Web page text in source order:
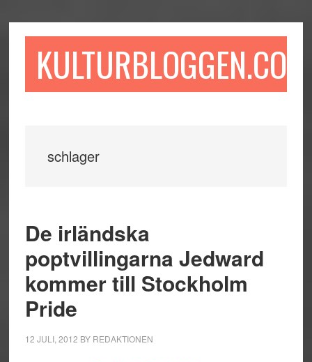
till
till
sidofältet
till
KULTURBLOGGEN.COM
schlager
De irländska
poptvillingarna Jedward
kommer till Stockholm
Pride
12 JULI, 2012 BY REDAKTIONEN